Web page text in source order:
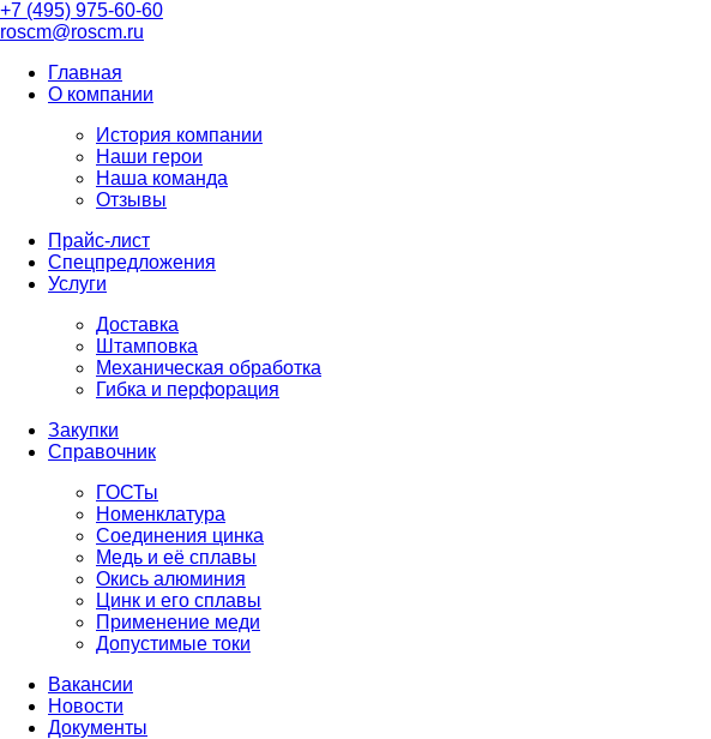
+7 (495) 975-60-60
roscm@roscm.ru
Главная
О компании
История компании
Наши герои
Наша команда
Отзывы
Прайс-лист
Спецпредложения
Услуги
Доставка
Штамповка
Механическая обработка
Гибка и перфорация
Закупки
Справочник
ГОСТы
Номенклатура
Соединения цинка
Медь и её сплавы
Окись алюминия
Цинк и его сплавы
Применение меди
Допустимые токи
Вакансии
Новости
Документы